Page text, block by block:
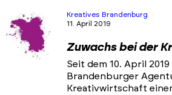
Kreatives Brandenburg
11. April 2019
Zuwachs bei der
Seit dem 10. April
Brandenburger
Kreativwirtschaft